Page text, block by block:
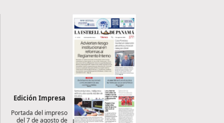
Edición Impresa
Portada del impreso
del 7 de agosto de